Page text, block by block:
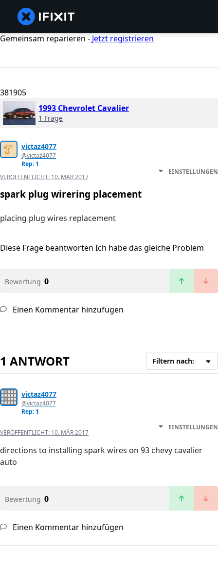
Gemeinsam reparieren - Jetzt registrieren
381905
1993 Chevrolet Cavalier
1 Frage
victaz4077
@victaz4077
Rep: 1
VERÖFFENTLICHT: 10. MÄR 2017
EINSTELLUNGEN
spark plug wirering placement
placing plug wires replacement
Diese Frage beantworten Ich habe das gleiche Problem
Bewertung 0
Einen Kommentar hinzufügen
1 ANTWORT Filtern nach:
victaz4077
@victaz4077
Rep: 1
VERÖFFENTLICHT: 10. MÄR 2017
EINSTELLUNGEN
directions to installing spark wires on 93 chevy cavalier
auto
Bewertung 0
Einen Kommentar hinzufügen